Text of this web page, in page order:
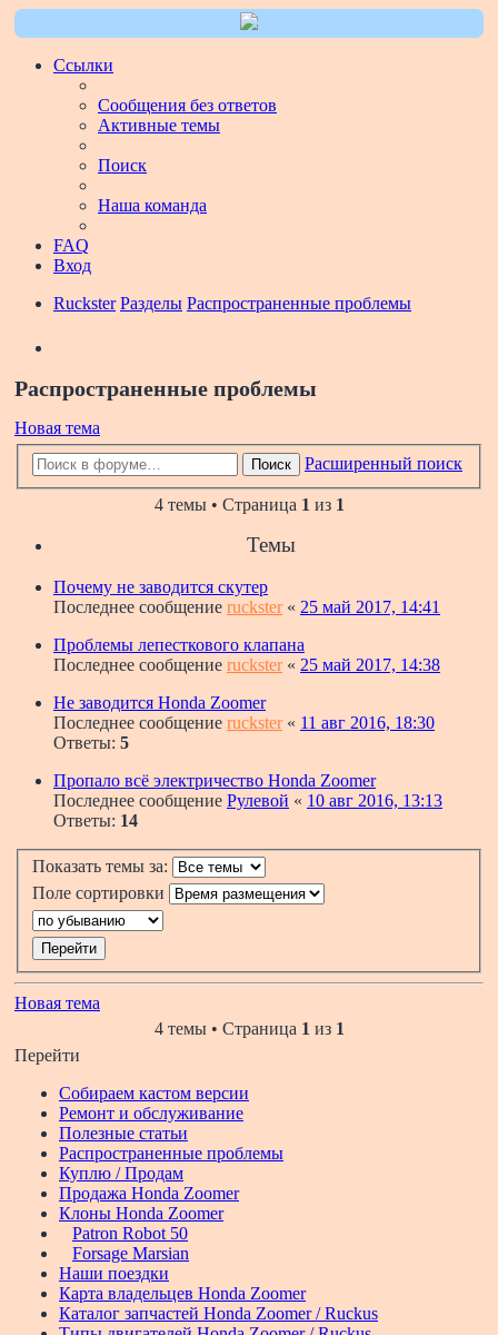
Ссылки
Сообщения без ответов
Активные темы
Поиск
Наша команда
FAQ
Вход
Ruckster Разделы Распространенные проблемы
Распространенные проблемы
Новая тема
Поиск Расширенный поиск
4 темы • Страница 1 из 1
Темы
Почему не заводится скутер
Последнее сообщение ruckster« 25 май 2017, 14:41
Проблемы лепесткового клапана
Последнее сообщение ruckster« 25 май 2017, 14:38
Не заводится Honda Zoomer
Последнее сообщение ruckster« 11 авг 2016, 18:30
Ответы: 5
Пропало всё электричество Honda Zoomer
Последнее сообщение Рулевой « 10 авг 2016, 13:13
Ответы: 14
Показать темы за:
Поле сортировки
Новая тема
4 темы • Страница 1 из 1
Перейти
Собираем кастом версии
Ремонт и обслуживание
Полезные статьи
Распространенные проблемы
Куплю / Продам
Продажа Honda Zoomer
Клоны Honda Zoomer
Patron Robot 50
Forsage Marsian
Наши поездки
Карта владельцев Honda Zoomer
Каталог запчастей Honda Zoomer / Ruckus